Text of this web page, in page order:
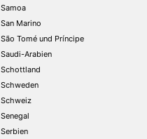
Samoa
San Marino
São Tomé und Príncipe
Saudi-Arabien
Schottland
Schweden
Schweiz
Senegal
Serbien